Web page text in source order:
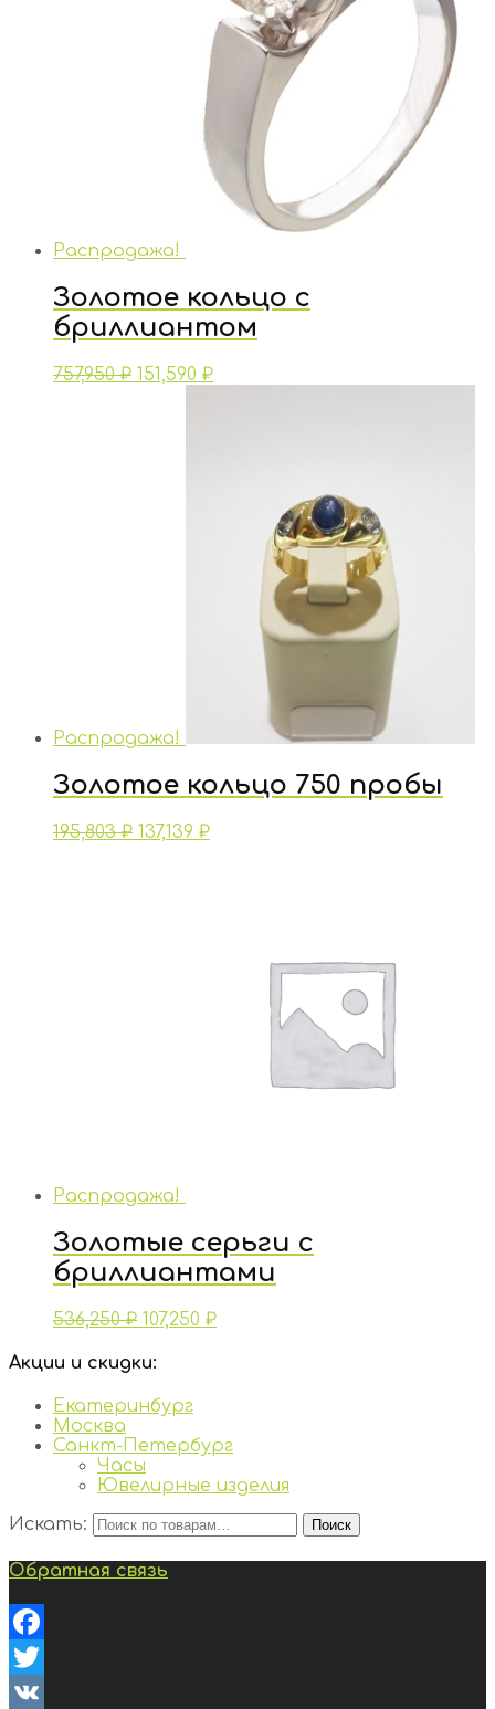
Распродажа!
Золотое кольцо с
бриллиантом
757,950₽ 151,590 ₽
Распродажа!
Золотое кольцо 750 пробы
195,803₽ 137,139 ₽
Распродажа!
Золотые серьги с
бриллиантами
536,250₽ 107,250 ₽
Акции и скидки:
Екатеринбург
Москва
Санкт-Петербург
Часы
Ювелирные изделия
Искать:
Поиск
Обратная связь
Facebook
Twitter